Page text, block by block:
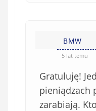
BMW
5 lat temu
Gratuluję!
pieniądzach
zarabiają.